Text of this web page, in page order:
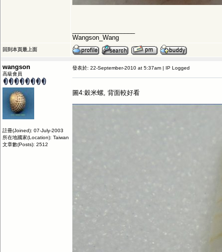
Wangson_Wang
回到本頁最上面
wangson
高級會員
註冊(Joined): 07-July-2003
所在地國家(Location): Taiwan
文章數(Posts): 2512
發表於: 22-September-2010 at 5:37am | IP Logged
圖4:穀米螺, 背面較好看